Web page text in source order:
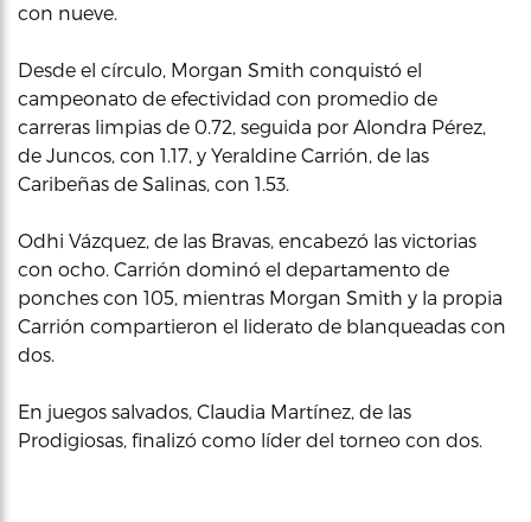
con nueve.
Desde el círculo, Morgan Smith conquistó el
campeonato de efectividad con promedio de
carreras limpias de 0.72, seguida por Alondra Pérez,
de Juncos, con 1.17, y Yeraldine Carrión, de las
Caribeñas de Salinas, con 1.53.
Odhi Vázquez, de las Bravas, encabezó las victorias
con ocho. Carrión dominó el departamento de
ponches con 105, mientras Morgan Smith y la propia
Carrión compartieron el liderato de blanqueadas con
dos.
En juegos salvados, Claudia Martínez, de las
Prodigiosas, finalizó como líder del torneo con dos.